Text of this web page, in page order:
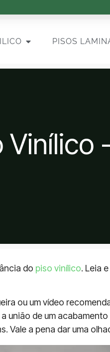
PISOS
do piso vinílico. Leia
ou um vídeo
de um
Vale a pena dar uma